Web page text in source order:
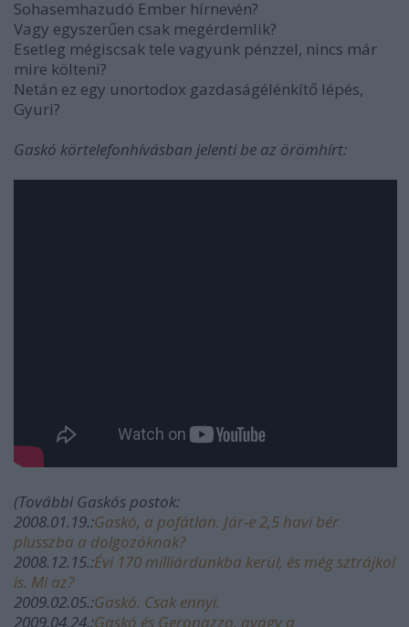
Sohasemhazudó Ember hírnevén?
Vagy egyszerűen csak megérdemlik?
Esetleg mégiscsak tele vagyunk pénzzel, nincs már
mire költeni?
Netán ez egy unortodox gazdaságélénkítő lépés,
Gyuri?
Gaskó körtelefonhívásban jelenti be az örömhírt:
(További Gaskós postok:
2008.01.19.:Gaskó, a pofátlan. Jár-e 2,5 havi bér
plusszba a dolgozóknak?
2008.12.15.:Évi 170 milliárdunkba kerül, és még sztrájkol
is. Mi az?
2009.02.05.:Gaskó. Csak ennyi.
2009.04.24.:Gaskó és Geronazzo, avagy a